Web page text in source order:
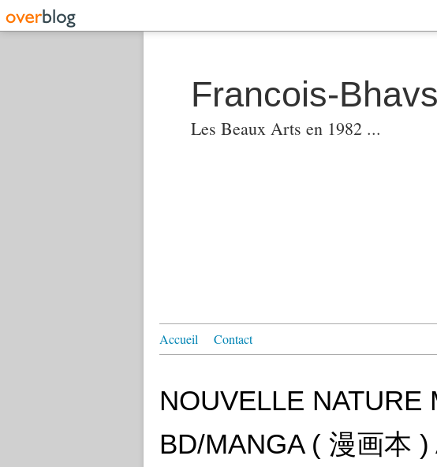
Francois-
Les Beaux Arts en 1982 ...
Accueil Contact
NOUVELLE NATURE
BD/MANGA ( 漫画本 )